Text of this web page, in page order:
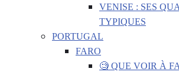
VENISE : SES
TYPIQUES
PORTUGAL
FARO
🧐 QUE VOIR À